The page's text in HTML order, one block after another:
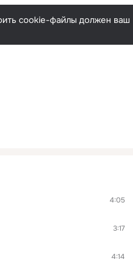
cookie-файлы должен ваш
4:05
3:17
4:14